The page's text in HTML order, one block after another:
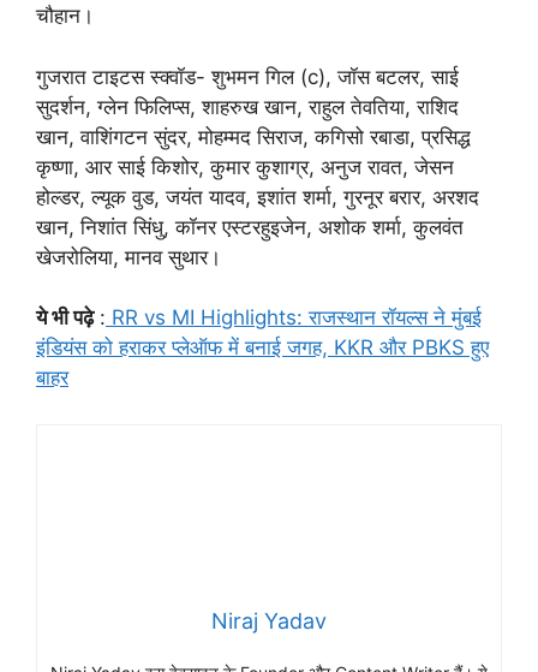
चौहान।
गुजरात टाइटस स्क्वॉड- शुभमन गिल (c), जॉस बटलर, साई
सुदर्शन, ग्लेन फिलिप्स, शाहरुख खान, राहुल तेवतिया, राशिद
खान, वाशिंगटन सुंदर, मोहम्मद सिराज, कगिसो रबाडा, प्रसिद्ध
कृष्णा, आर साई किशोर, कुमार कुशाग्र, अनुज रावत, जेसन
होल्डर, ल्यूक वुड, जयंत यादव, इशांत शर्मा, गुरनूर बरार, अरशद
खान, निशांत सिंधु, कॉनर एस्टरहुइजेन, अशोक शर्मा, कुलवंत
खेजरोलिया, मानव सुथार।
ये भी पढ़े: RR vs MI Highlights: राजस्थान रॉयल्स ने मुंबई
इंडियंस को हराकर प्लेऑफ में बनाई जगह, KKR और PBKS हुए
बाहर
Niraj Yadav